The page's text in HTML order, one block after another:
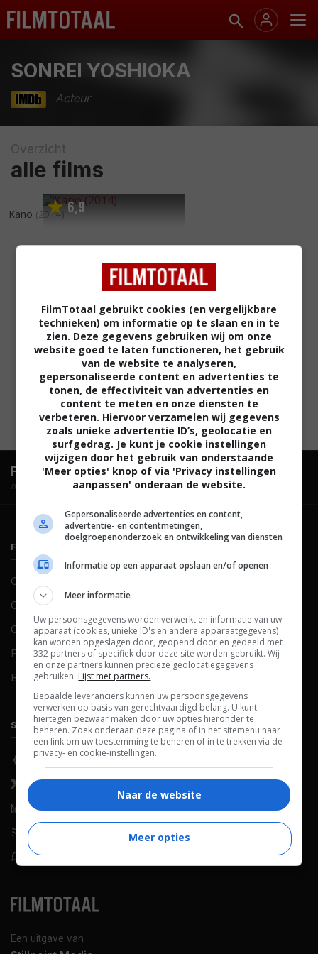
SONREI YOSHIOKA
Acteur
Overzicht
alle films
6,9
Kano (2014)
FilmTotaal.Hét online filmoverzicht.
hosted by
Een uitgave van
FILMTOTAAL
Contact
Over ons
Colofon
FAQ
Blog
Cookies
Cookievoorkeuren
SOCIALS
Facebook
X (Twitter)
LinkedIn
RSS-feed
WhatsApp
ONTDEKKEN
Nieuws
Netflix
Films op tv
Bioscoop
FilmTotaal gebruikt cookies (en vergelijkbare
technieken) om informatie op te slaan en in te
zien. Deze gegevens gebruiken wij om onze
website goed te laten functioneren, het gebruik
van de website te analyseren,
gepersonaliseerde content en advertenties te
tonen, de effectiviteit van advertenties en
content te meten en onze diensten te
verbeteren. Hiervoor verzamelen wij gegevens
zoals unieke advertentie ID’s, geolocatie en
surfgedrag. Je kunt je cookie instellingen
wijzigen door het gebruik van onderstaande
'Meer opties' knop of via 'Privacy instellingen
aanpassen' onderaan de website.
Gepersonaliseerde advertenties en content,
advertentie- en contentmetingen,
doelgroepenonderzoek en ontwikkeling van diensten
Informatie op een apparaat opslaan en/of openen
Meer informatie
Uw persoonsgegevens worden verwerkt en informatie van uw
apparaat (cookies, unieke ID's en andere apparaatgegevens)
kan worden opgeslagen door, geopend door en gedeeld met
332 partners of specifiek door deze site worden gebruikt. Wij
en onze partners kunnen precieze geolocatiegegevens
gebruiken. Lijst met partners.
Bepaalde leveranciers kunnen uw persoonsgegevens
verwerken op basis van gerechtvaardigd belang. U kunt
hiertegen bezwaar maken door uw opties hieronder te
beheren. Zoek onderaan deze pagina of in het sitemenu naar
een link om uw toestemming te beheren of in te trekken via de
privacy- en cookie-instellingen.
Naar de website
Meer opties